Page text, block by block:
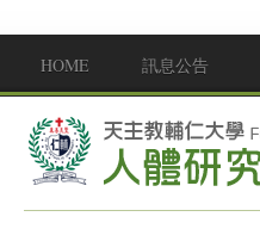
Main menu
HOME 訊息公告